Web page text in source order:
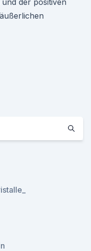
der positiven